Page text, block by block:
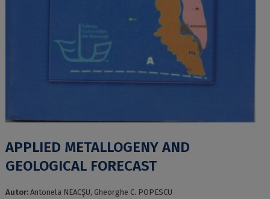
APPLIED METALLOGENY AND
GEOLOGICAL FORECAST
Autor: Antonela NEACȘU, Gheorghe C. POPESCU